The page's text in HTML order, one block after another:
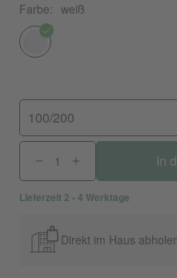
Farbe: weiß
100/200
In
Lieferzeit 2 - 4 Werktage
Direkt im Haus